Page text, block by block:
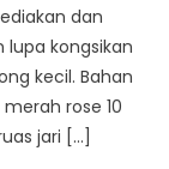
dan
kongsikan
kecil. Bahan
rose 10
jari […]